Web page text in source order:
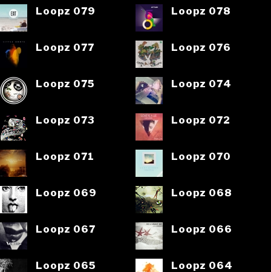
Loopz 079 Loopz 078
Loopz 077 Loopz 076
Loopz 075 Loopz 074
Loopz 073 Loopz 072
Loopz 071 Loopz 070
Loopz 069 Loopz 068
Loopz 067 Loopz 066
Loopz 065 Loopz 064